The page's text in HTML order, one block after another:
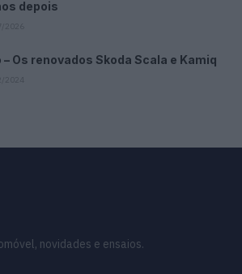
depois
– Os renovados Skoda Scala e Kamiq
novidades e ensaios.